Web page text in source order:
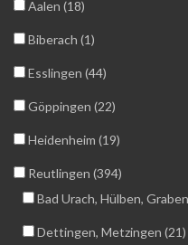
Aalen (18)
Biberach (1)
Esslingen (44)
Göppingen (22)
Heidenheim (19)
Reutlingen (394)
Bad Urach, Hülben,
Dettingen, Metzingen (21)